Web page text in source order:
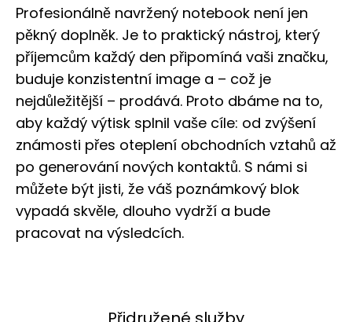
Profesionálně navržený notebook není jen
pěkný doplněk. Je to praktický nástroj, který
příjemcům každý den připomíná vaši značku,
buduje konzistentní image a – což je
nejdůležitější – prodává. Proto dbáme na to,
aby každý výtisk splnil vaše cíle: od zvýšení
známosti přes oteplení obchodních vztahů až
po generování nových kontaktů. S námi si
můžete být jisti, že váš poznámkový blok
vypadá skvěle, dlouho vydrží a bude
pracovat na výsledcích.